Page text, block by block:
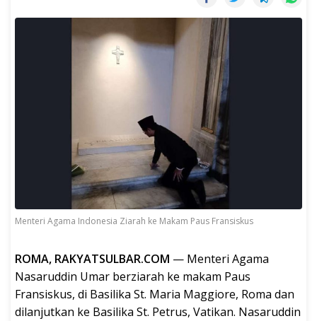
Menteri Agama Indonesia Ziarah ke Makam Paus Fransiskus
ROMA, RAKYATSULBAR.COM — Menteri Agama
Nasaruddin Umar berziarah ke makam Paus
Fransiskus, di Basilika St. Maria Maggiore, Roma dan
dilanjutkan ke Basilika St. Petrus, Vatikan. Nasaruddin